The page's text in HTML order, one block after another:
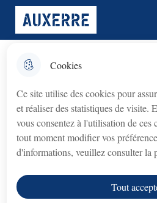
Cookies
Ce site utilise des cookies pour
et réaliser des statistiques de visite.
vous consentez à l'utilisation de ces
tout moment modifier vos
d'informations, veuillez consulter la
Tout
Aller
au
menu
Aller à la
recherche
𝗙𝗲𝗿𝗺𝗲𝘁𝘂𝗿𝗲
𝗯𝘂𝗿𝗲𝗮𝘂 𝗱𝘂 𝗖𝗿𝗲́𝗱𝗶𝘁
𝗠𝘂𝗻𝗶𝗰𝗶𝗽𝗮𝗹 (𝗽𝗿𝗲̂𝘁
Le bureau duCrédit Municipal
serafermé du lundi 3 août au
inclus.
Le servicerouvrira le lundi 7
Ville d'Auxerre
Accueil
Pour tout savoir sur la
les formalités
de fréquentation, les